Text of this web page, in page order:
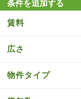
条件を追加する
賃料
広さ
物件タイプ